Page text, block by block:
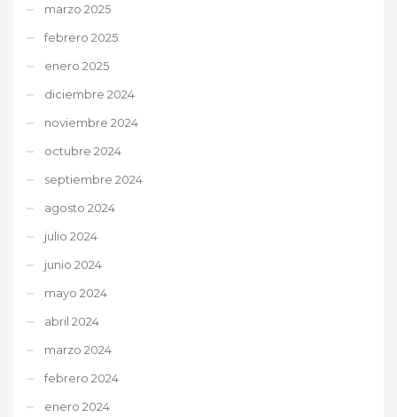
marzo 2025
febrero 2025
enero 2025
diciembre 2024
noviembre 2024
octubre 2024
septiembre 2024
agosto 2024
julio 2024
junio 2024
mayo 2024
abril 2024
marzo 2024
febrero 2024
enero 2024